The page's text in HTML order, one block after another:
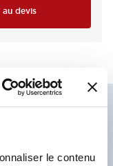
le contenu
devis